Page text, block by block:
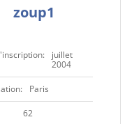
zoup1
juillet
2004
Paris
62